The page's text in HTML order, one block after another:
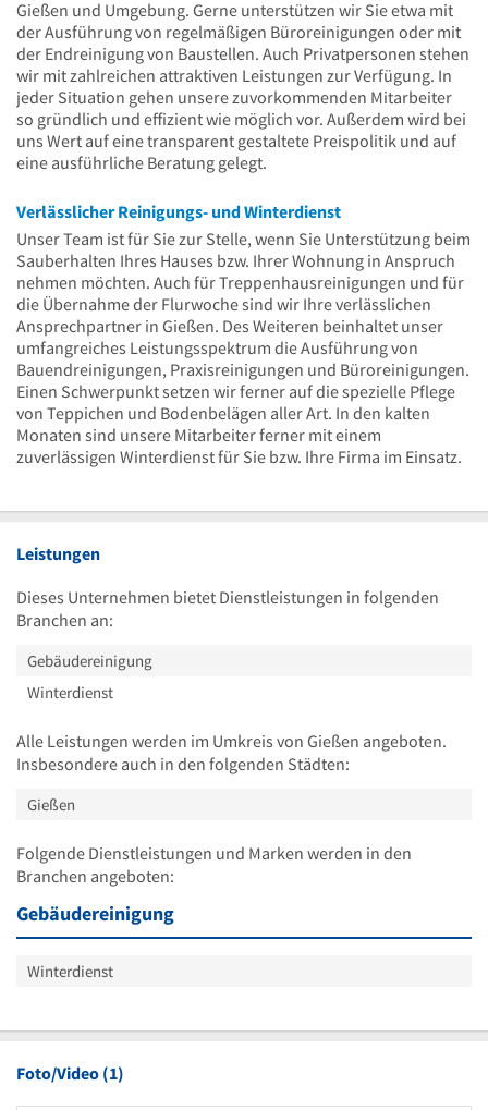
Gießen und Umgebung. Gerne unterstützen wir Sie etwa mit
der Ausführung von regelmäßigen Büroreinigungen oder mit
der Endreinigung von Baustellen. Auch Privatpersonen stehen
wir mit zahlreichen attraktiven Leistungen zur Verfügung. In
jeder Situation gehen unsere zuvorkommenden Mitarbeiter
so gründlich und effizient wie möglich vor. Außerdem wird bei
uns Wert auf eine transparent gestaltete Preispolitik und auf
eine ausführliche Beratung gelegt.
Verlässlicher Reinigungs- und Winterdienst
Unser Team ist für Sie zur Stelle, wenn Sie Unterstützung beim
Sauberhalten Ihres Hauses bzw. Ihrer Wohnung in Anspruch
nehmen möchten. Auch für Treppenhausreinigungen und für
die Übernahme der Flurwoche sind wir Ihre verlässlichen
Ansprechpartner in Gießen. Des Weiteren beinhaltet unser
umfangreiches Leistungsspektrum die Ausführung von
Bauendreinigungen, Praxisreinigungen und Büroreinigungen.
Einen Schwerpunkt setzen wir ferner auf die spezielle Pflege
von Teppichen und Bodenbelägen aller Art. In den kalten
Monaten sind unsere Mitarbeiter ferner mit einem
zuverlässigen Winterdienst für Sie bzw. Ihre Firma im Einsatz.
Leistungen
Dieses Unternehmen bietet Dienstleistungen in folgenden
Branchen an:
Gebäudereinigung
Winterdienst
Alle Leistungen werden im Umkreis von Gießen angeboten.
Insbesondere auch in den folgenden Städten:
Gießen
Folgende Dienstleistungen und Marken werden in den
Branchen angeboten:
Gebäudereinigung
Winterdienst
Foto/Video (1)